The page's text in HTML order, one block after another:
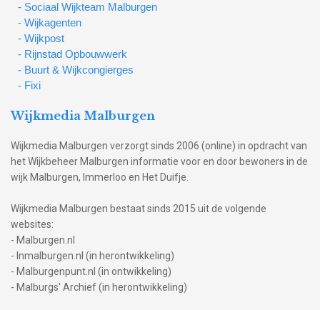
- Sociaal Wijkteam Malburgen
- Wijkagenten
- Wijkpost
- Rijnstad Opbouwwerk
- Buurt & Wijkcongierges
- Fixi
Wijkmedia Malburgen
Wijkmedia Malburgen verzorgt sinds 2006 (online) in opdracht van
het Wijkbeheer Malburgen informatie voor en door bewoners in de
wijk Malburgen, Immerloo en Het Duifje.
Wijkmedia Malburgen bestaat sinds 2015 uit de volgende
websites:
- Malburgen.nl
- Inmalburgen.nl (in herontwikkeling)
- Malburgenpunt.nl (in ontwikkeling)
- Malburgs' Archief (in herontwikkeling)